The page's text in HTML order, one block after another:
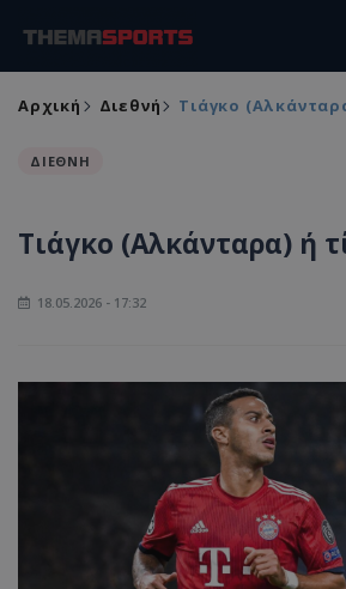
Αρχική Διεθνή Τιάγκο
ΔΙΕΘΝΗ
Τιάγκο (Αλκάνταρα) ή
18.05.2026 - 17:32